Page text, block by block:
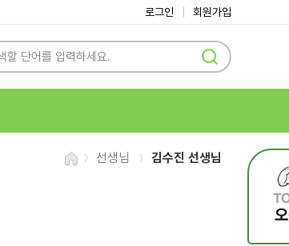
로그인 회원가입
선생님 김수진 선생님